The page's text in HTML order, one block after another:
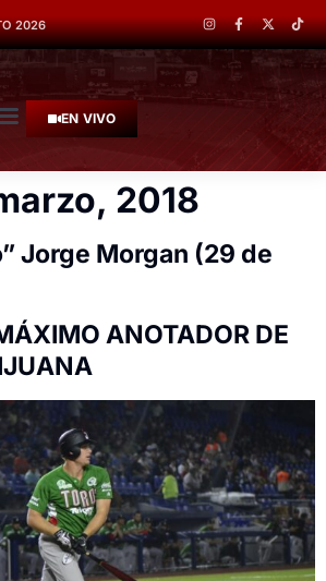
2026
EN VIVO
2018
Jorge Morgan (29 de
ANOTADOR DE